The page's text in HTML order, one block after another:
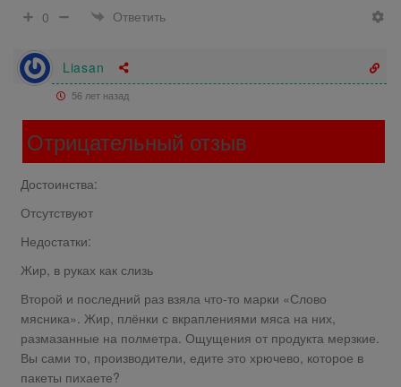
0
Ответить
Liasan
56 лет назад
Отрицательный отзыв
Достоинства:
Отсутствуют
Недостатки:
Жир, в руках как слизь
Второй и последний раз взяла что-то марки «Слово
мясника». Жир, плёнки с вкраплениями мяса на них,
размазанные на полметра. Ощущения от продукта мерзкие.
Вы сами то, производители, едите это хрючево, которое в
пакеты пихаете?